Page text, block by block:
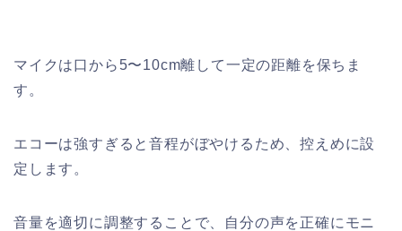
マイクは口から5〜10cm離して一定の距離を保ちま
す。
エコーは強すぎると音程がぼやけるため、控えめに設
定します。
音量を適切に調整することで、自分の声を正確にモニ